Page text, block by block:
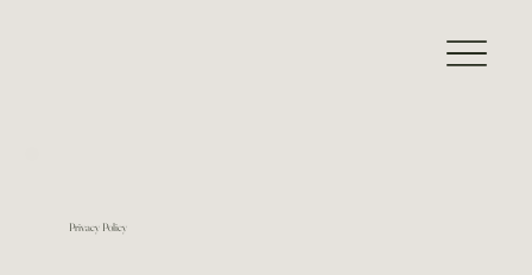
Privacy Policy